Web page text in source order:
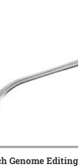
Genome Editing